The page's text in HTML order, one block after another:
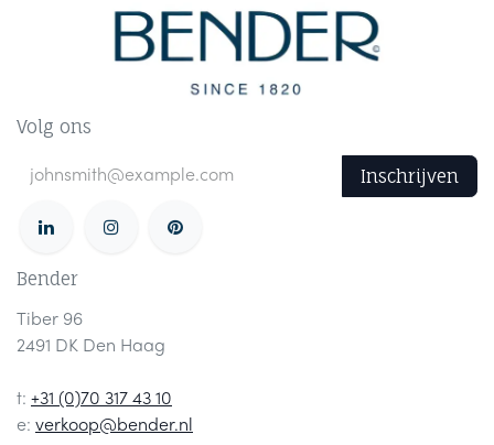
Volg ons
Inschrijven
Bender
Tiber 96
2491 DK Den Haag
t: +31 (0)70 317 43 10
e: verkoop@bender.nl